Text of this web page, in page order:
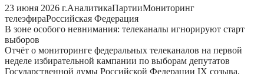
23 июня 2026 г.АналитикаПартииМониторинг
телеэфираРоссийская Федерация
В зоне особого невнимания: телеканалы игнорируют старт
выборов
Отчёт о мониторинге федеральных телеканалов на первой
неделе избирательной кампании по выборам депутатов
Государственной думы Российской Федерации IX созыва,